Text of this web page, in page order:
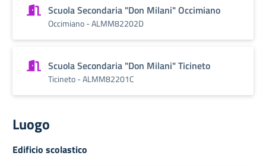
Scuola Secondaria "Don Milani" Occimiano
Occimiano - ALMM82202D
Scuola Secondaria "Don Milani" Ticineto
Ticineto - ALMM82201C
Luogo
Edificio scolastico